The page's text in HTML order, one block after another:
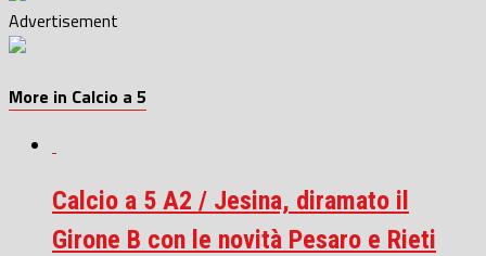
Advertisement
More in Calcio a 5
Calcio a 5 A2 / Jesina, diramato il
Girone B con le novità Pesaro e Rieti